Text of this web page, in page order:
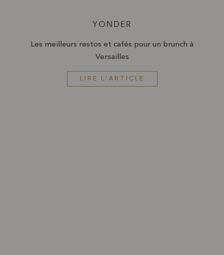
YONDER
Les meilleurs restos et cafés pour un brunch à
Versailles
LIRE L'ARTICLE